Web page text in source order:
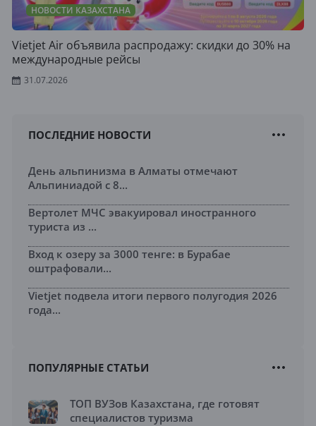
НОВОСТИ КАЗАХСТАНА
Vietjet Air объявила распродажу: скидки до 30% на
международные рейсы
31.07.2026
ПОСЛЕДНИЕ НОВОСТИ
День альпинизма в Алматы отмечают
Альпиниадой с 8...
Вертолет МЧС эвакуировал иностранного
туриста из ...
Вход к озеру за 3000 тенге: в Бурабае
оштрафовали...
Vietjet подвела итоги первого полугодия 2026
года...
ПОПУЛЯРНЫЕ СТАТЬИ
ТОП ВУЗов Казахстана, где готовят
специалистов туризма